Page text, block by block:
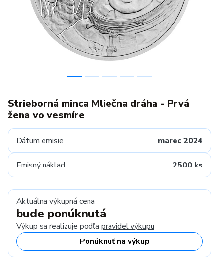
Strieborná minca Mliečna dráha - Prvá
žena vo vesmíre
Dátum emisie marec 2024
Emisný náklad 2500 ks
Aktuálna výkupná cena
bude ponúknutá
Výkup sa realizuje podľa pravidel výkupu
Ponúknuť na výkup